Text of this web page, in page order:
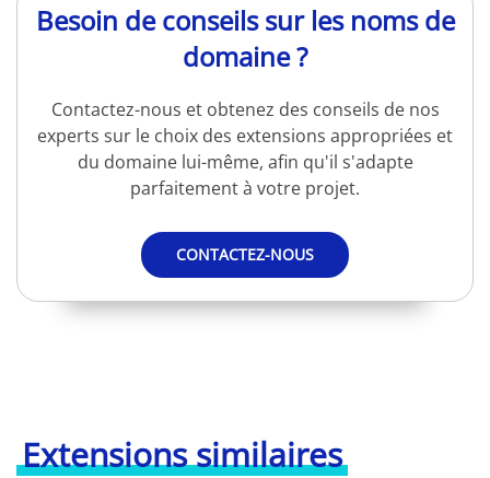
Besoin de conseils sur les noms de
domaine ?
Contactez-nous et obtenez des conseils de nos
experts sur le choix des extensions appropriées et
du domaine lui-même, afin qu'il s'adapte
parfaitement à votre projet.
CONTACTEZ-NOUS
Extensions similaires